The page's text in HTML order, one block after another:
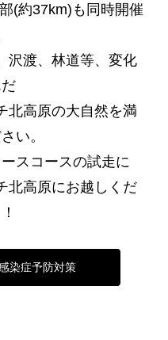
(約37km)も同時開催
沢渡、林道等、変化
北高原の大自然を満
い。
スコースの試走に
北高原にお越しくだ
染症予防対策